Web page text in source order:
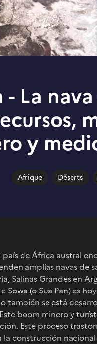
- La
y
Afrique Déserts
país de África austral
amplias navas de
Salinas Grandes en
Sowa (o Sua Pan) es
también se está
boom minero y
Este proceso
construcción nacional